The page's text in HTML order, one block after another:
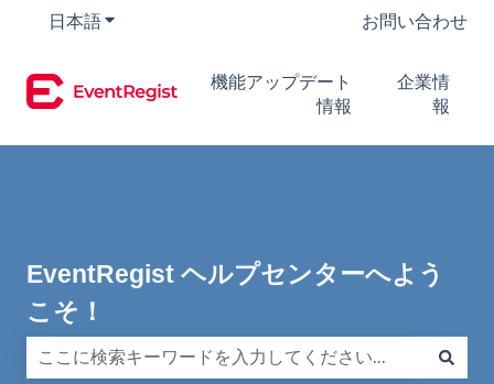
日本語翻訳のサブメニューを表示 お問い合わせ
機能アップデート
情報
企業情
報
EventRegist ヘルプセンターへよう
こそ！